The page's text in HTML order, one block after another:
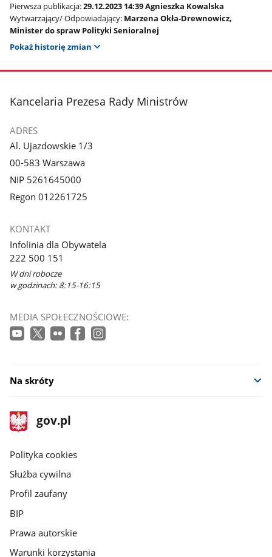
Pierwsza publikacja:29.12.2023 14:39 Agnieszka Kowalska
Wytwarzający/ Odpowiadający: Marzena Okła-Drewnowicz,
Minister do spraw Polityki Senioralnej
Pokaż historię zmian
stopka
Kancelaria Prezesa Rady Ministrów
ADRES
Al. Ujazdowskie 1/3
00-583 Warszawa
NIP 5261645000
Regon 012261725
KONTAKT
Infolinia dla Obywatela
222 500 151
W dni robocze
w godzinach: 8:15-16:15
MEDIA SPOŁECZNOŚCIOWE:
Na skróty
stopka
gov.pl
Strona
gov.pl
gov.pl
Polityka cookies
Służba cywilna
Profil zaufany
BIP
Prawa autorskie
Warunki korzystania